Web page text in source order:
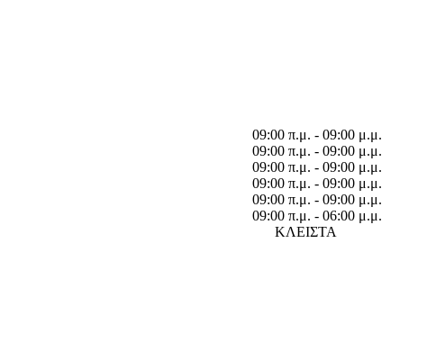
09:00 π.μ. - 09:00 μ.μ.
09:00 π.μ. - 09:00 μ.μ.
09:00 π.μ. - 09:00 μ.μ.
09:00 π.μ. - 09:00 μ.μ.
09:00 π.μ. - 09:00 μ.μ.
09:00 π.μ. - 06:00 μ.μ.
ΚΛΕΙΣΤΑ